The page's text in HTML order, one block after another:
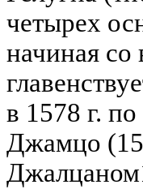
четырех
начиная
в 1578 г.
Джамцо